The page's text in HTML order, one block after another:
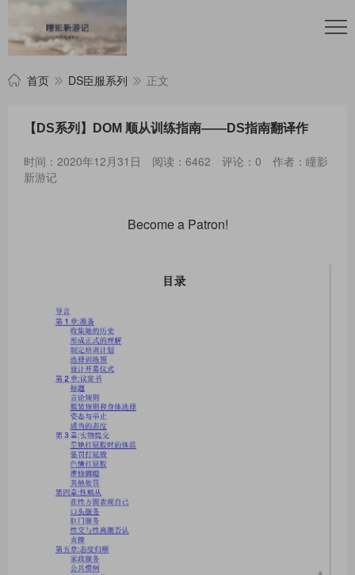
首页 DS臣服系列 正文
【DS系列】DOM 顺从训练指南——DS指南翻译作
时间：2020年12月31日 阅读：6462 评论：0
作者：瞳影
新游记
Become a Patron!